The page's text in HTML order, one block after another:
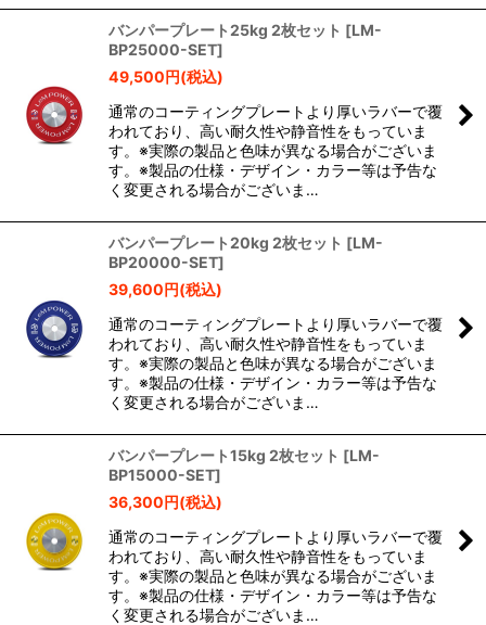
バンパープレート25kg 2枚セット [LM-
BP25000-SET]
49,500円(税込)
通常のコーティングプレートより厚いラバーで覆
われており、高い耐久性や静音性をもっていま
す。※実際の製品と色味が異なる場合がございま
す。※製品の仕様・デザイン・カラー等は予告な
く変更される場合がございま…
バンパープレート20kg 2枚セット [LM-
BP20000-SET]
39,600円(税込)
通常のコーティングプレートより厚いラバーで覆
われており、高い耐久性や静音性をもっていま
す。※実際の製品と色味が異なる場合がございま
す。※製品の仕様・デザイン・カラー等は予告な
く変更される場合がございま…
バンパープレート15kg 2枚セット [LM-
BP15000-SET]
36,300円(税込)
通常のコーティングプレートより厚いラバーで覆
われており、高い耐久性や静音性をもっていま
す。※実際の製品と色味が異なる場合がございま
す。※製品の仕様・デザイン・カラー等は予告な
く変更される場合がございま…